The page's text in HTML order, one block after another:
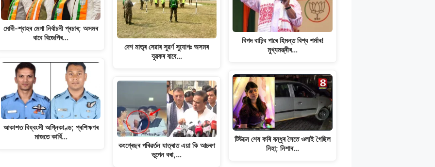
মোদী-শ্বাহৰ মেগা নিৰ্বাচনী প্ৰচাৰ; অসমৰ
বাবে বিজেপিৰ…
আকাশত বিধ্বংসী অগ্নিকাণ্ড; প্ৰশিক্ষণৰ
মাজতে কাৰ্বি…
দেশ মাতৃৰ সেৱাৰ সুৱৰ্ণ সুযোগঃ অসমৰ
যুৱকৰ বাবে…
কংগ্ৰেছৰ পৰিৱৰ্তন যাত্ৰাত এয়া কি আচৰণ
ভূপেন বৰা,…
বিপদ বাঢ়িব পাৰে হিমন্ত বিশ্ব শৰ্মাৰ!
মুখ্যমন্ত্ৰীৰ…
টিউচন শেষ কৰি বন্ধুৰ সৈতে ওলাই গৈছিল
নিহা; নিশাৰ…